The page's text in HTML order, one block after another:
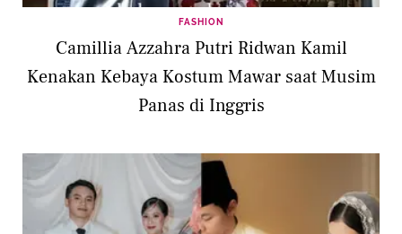
FASHION
Camillia Azzahra Putri Ridwan Kamil
Kenakan Kebaya Kostum Mawar saat Musim
Panas di Inggris